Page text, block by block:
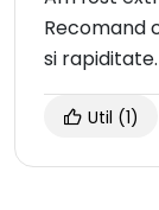
Recomand
si rapiditate.
Util (1)